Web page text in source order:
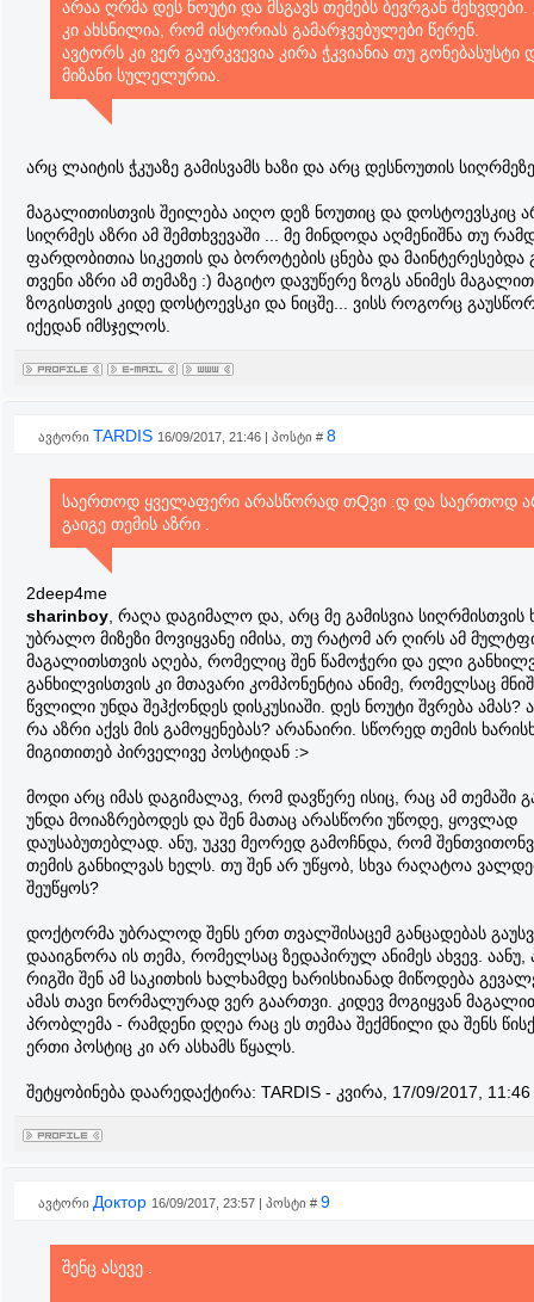
არაა ღრმა დეს ნოუტი და მსგავს თემებს ბევრგან შეხვდები.
კი ახსნილია, რომ ისტორიას გამარჯვებულები წერენ.
ავტორს კი ვერ გაურკვევია კირა ჭკვიანია თუ გონებასუსტი
მიზანი სულელურია.
არც ლაიტის ჭკუაზე გამისვამს ხაზი და არც დესნოუთის
მაგალითისთვის შეილება აიღო დეზ ნოუთიც და დოსტოევსკიც
სიღრმეს აზრი ამ შემთხვევაში ... მე მინდოდა აღმენიშნა თუ
ფარდობითია სიკეთის და ბოროტების ცნება და მაინტერესებდა
თვენი აზრი ამ თემაზე :) მაგიტო დავუწერე ზოგს ანიმეს
ზოგისთვის კიდე დოსტოევსკი და ნიცშე... ვისს როგორც
იქედან იმსჯელოს.
ავტორი TARDIS 16/09/2017, 21:46 | პოსტი # 8
საერთოდ ყველაფერი არასწორად თQვი :დ და საერთოდ
გაიგე თემის აზრი .
2deep4me
sharinboy , რაღა დაგიმალო და, არც მე გამისვია სიღრმისთვის
უბრალო მიზეზი მოვიყვანე იმისა, თუ რატომ არ ღირს ამ
მაგალითსთვის აღება, რომელიც შენ წამოჭერი და ელი
განხილვისთვის კი მთავარი კომპონენტია ანიმე, რომელსაც
წვლილი უნდა შეჰქონდეს დისკუსიაში. დეს ნოუტი შვრება ამას?
რა აზრი აქვს მის გამოყენებას? არანაირი. სწორედ თემის
მიგითითებ პირველივე პოსტიდან :>
მოდი არც იმას დაგიმალავ, რომ დავწერე ისიც, რაც ამ თემაში
უნდა მოიაზრებოდეს და შენ მათაც არასწორი უწოდე, ყოვლად
დაუსაბუთებლად. ანუ, უკვე მეორედ გამოჩნდა, რომ
თემის განხილვას ხელს. თუ შენ არ უწყობ, სხვა რაღატოა
შეუწყოს?
დოქტორმა უბრალოდ შენს ერთ თვალშისაცემ განცადებას
დააიგნორა ის თემა, რომელსაც ზედაპირულ ანიმეს ახვევ.
რიგში შენ ამ საკითხის ხალხამდე ხარისხიანად მიწოდება
ამას თავი ნორმალურად ვერ გაართვი. კიდევ მოგიყვან
პრობლემა - რამდენი დღეა რაც ეს თემაა შექმნილი და შენს
ერთი პოსტიც კი არ ასხამს წყალს.
შეტყობინება დაარედაქტირა: TARDIS - კვირა, 17/09/2017, 11:46
ავტორი Доктор 16/09/2017, 23:57 | პოსტი # 9
შენც ასევე .